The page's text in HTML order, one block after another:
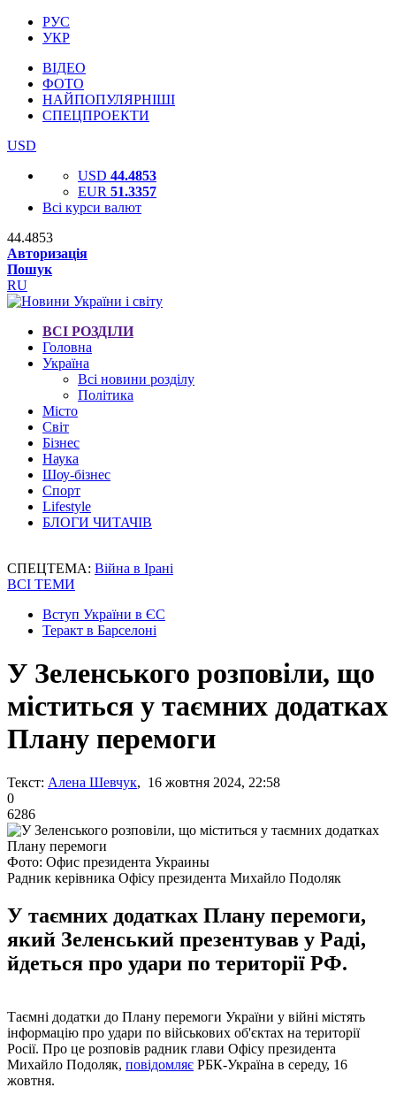
РУС
УКР
ВІДЕО
ФОТО
НАЙПОПУЛЯРНІШІ
СПЕЦПРОЕКТИ
USD
USD 44.4853
EUR 51.3357
Всі курси валют
44.4853
Авторизація
Пошук
RU
ВСІ РОЗДІЛИ
Головна
Україна
Всі новини розділу
Політика
Місто
Світ
Бізнес
Наука
Шоу-бізнес
Спорт
Lifestyle
БЛОГИ ЧИТАЧІВ
СПЕЦТЕМА: Війна в Ірані
ВСІ ТЕМИ
Вступ України в ЄС
Теракт в Барселоні
У Зеленського розповіли, що
міститься у таємних додатках
Плану перемоги
Текст: Алена Шевчук, 16 жовтня 2024, 22:58
0
6286
Фото: Офис президента Украины
Радник керівника Офісу президента Михайло Подоляк
У таємних додатках Плану перемоги,
який Зеленський презентував у Раді,
йдеться про удари по території РФ.
Таємні додатки до Плану перемоги України у війні містять
інформацію про удари по військових об'єктах на території
Росії. Про це розповів радник глави Офісу президента
Михайло Подоляк, повідомляє РБК-Україна в середу, 16
жовтня.